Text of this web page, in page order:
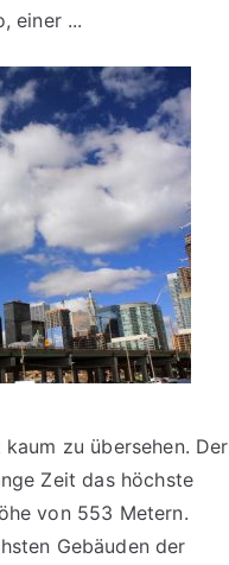
einer ...
zu übersehen. Der
Zeit das höchste
von 553 Metern.
Gebäuden der